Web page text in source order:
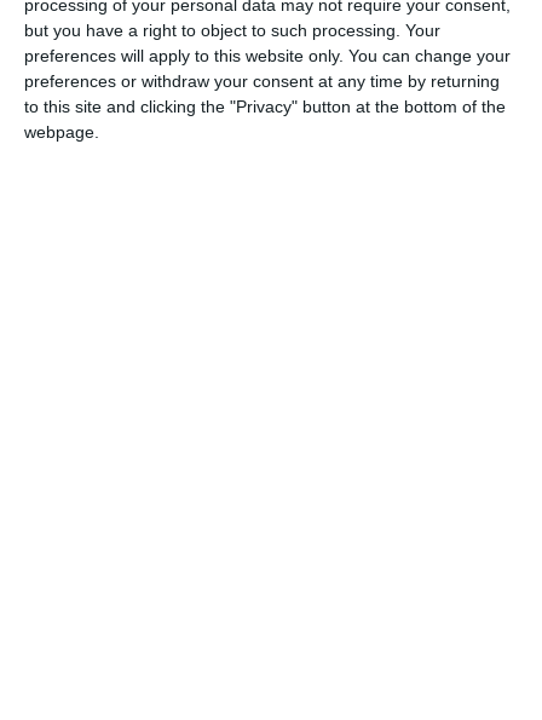
processing of your personal data may not require your consent,
but you have a right to object to such processing. Your
preferences will apply to this website only. You can change your
preferences or withdraw your consent at any time by returning
to this site and clicking the "Privacy" button at the bottom of the
webpage.